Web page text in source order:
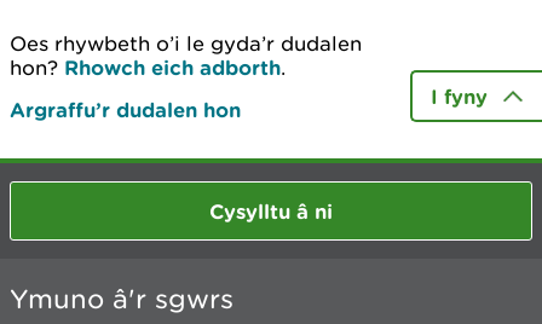
Oes rhywbeth o’i le gyda’r dudalen
hon? Rhowch eich adborth.
Argraffu’r dudalen hon
I fyny
Cysylltu â ni
Ymuno â'r sgwrs